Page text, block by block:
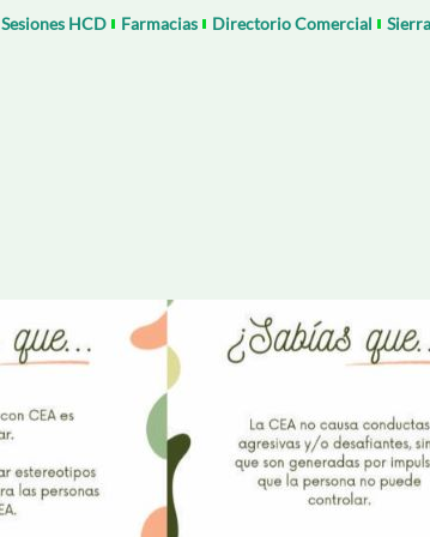
Sesiones HCD Farmacias Directorio Comercial